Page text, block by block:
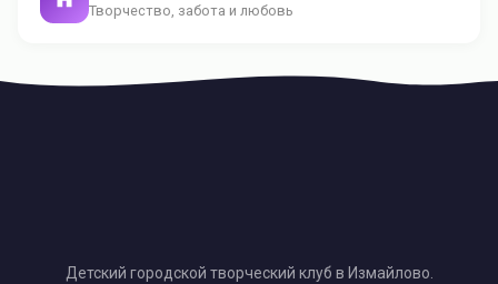
Творчество, забота и любовь
Детский городской творческий клуб в Измайлово.